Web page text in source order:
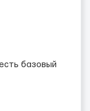
базовый